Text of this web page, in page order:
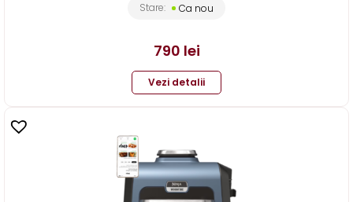
Stare: Ca nou
790 lei
Vezi detalii